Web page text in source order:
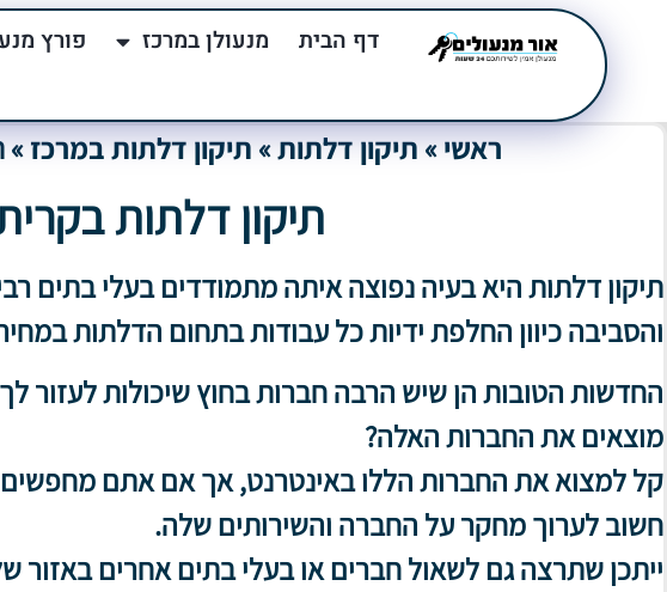
דף הבית מנעולן במרכז פורץ
ראשי»תיקון דלתות»תיקון דלתות במרכז»
תיקון דלתות
תיקון דלתות היא בעיה נפוצה איתה מתמודדים בעלי בתים
והסביבה כיוון החלפת ידיות כל עבודות בתחום הדלתות
החדשות הטובות הן שיש הרבה חברות בחוץ שיכולות לעזור
מוצאים את החברות האלה?
קל למצוא את החברות הללו באינטרנט, אך אם אתם
חשוב לערוך מחקר על החברה והשירותים שלה.
ייתכן שתרצה גם לשאול חברים או בעלי בתים אחרים